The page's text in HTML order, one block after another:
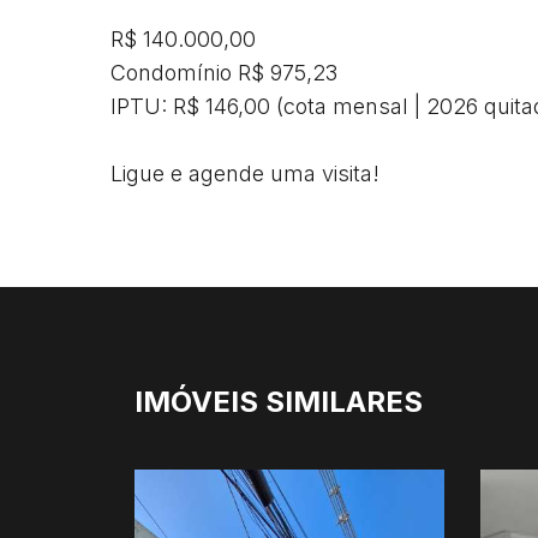
R$ 140.000,00
Condomínio R$ 975,23
IPTU: R$ 146,00 (cota mensal | 2026
Ligue e agende uma visita!
IMÓVEIS SIMILARES